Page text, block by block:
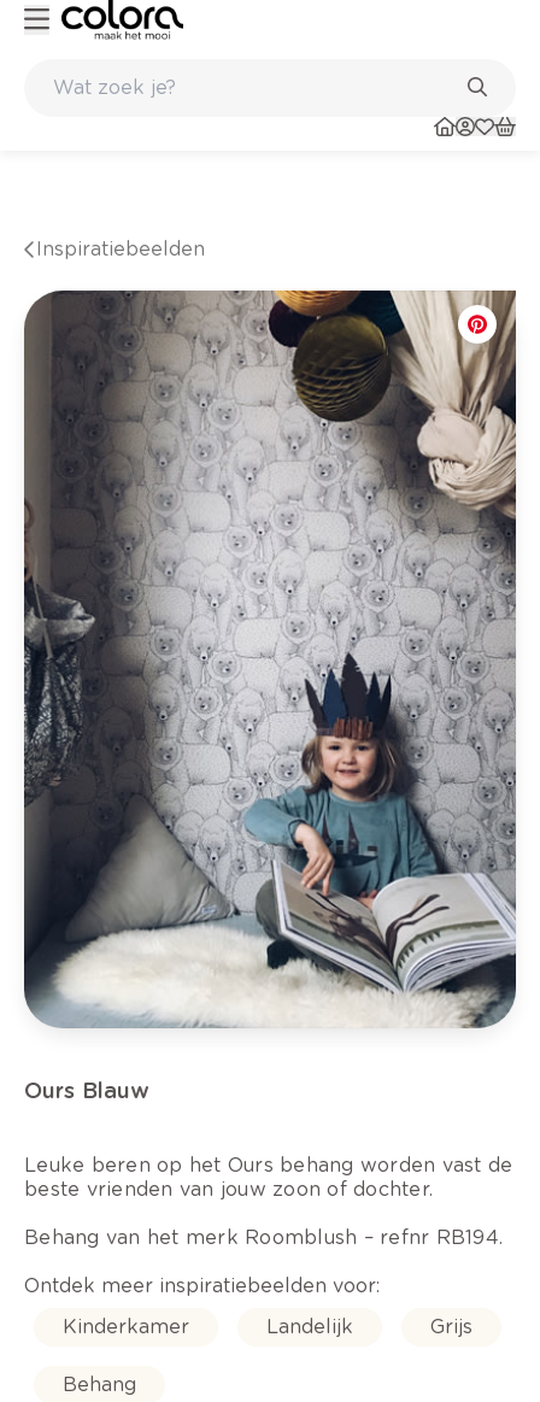
Inspiratiebeelden
Ours Blauw
Leuke beren op het Ours behang worden vast de
beste vrienden van jouw zoon of dochter.
Behang van het merk Roomblush – refnr RB194.
Ontdek meer inspiratiebeelden voor:
Kinderkamer
Landelijk Grijs
Behang